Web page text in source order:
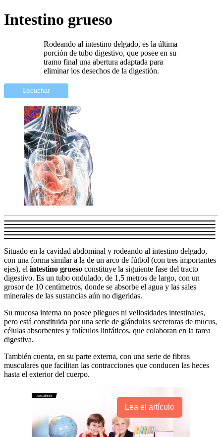
Intestino grueso
Rodeando al intestino delgado, es la última
porción de tubo digestivo, que posee en su
tramo final una abertura adaptada para
eliminar los desechos de la digestión.
Escuchar
Situado en la cavidad abdominal y rodeando al intestino delgado,
con una forma similar a la de un arco de fútbol (con tres importantes
ejes), el intestino grueso constituye la siguiente fase del tracto
digestivo. Es un tubo ondulado, de 1,5 metros de largo, con un
grosor de 10 centímetros, donde se absorbe el agua y las sales
minerales de las sustancias aún no digeridas.
Su mucosa interna no posee pliegues ni vellosidades intestinales,
pero está constituida por una serie de glándulas secretoras de mucus,
células absorbentes y folículos linfáticos, que colaboran en la tarea
digestiva.
También cuenta, en su parte externa, con una serie de fibras
musculares que facilitan las contracciones que conducen las heces
hasta el exterior del cuerpo.
Lea el artículo